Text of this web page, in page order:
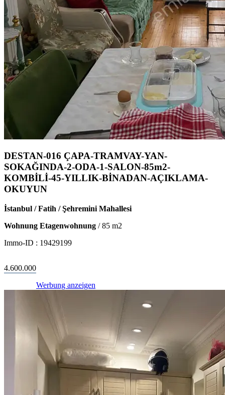
DESTAN-016 ÇAPA-TRAMVAY-YAN-
SOKAĞINDA-2-ODA-1-SALON-85m2-
KOMBİLİ-45-YILLIK-BİNADAN-AÇIKLAMA-
OKUYUN
İstanbul / Fatih / Şehremini Mahallesi
Wohnung Etagenwohnung /85 m2
Immo-ID : 19429199
4.600.000
Werbung anzeigen